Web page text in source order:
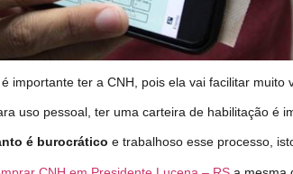
importante ter a CNH, pois ela vai facilitar muito
uso pessoal, ter uma carteira de habilitação é
é burocrático e trabalhoso esse processo,